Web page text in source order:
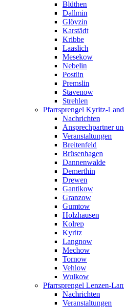
Blüthen
Dallmin
Glövzin
Karstädt
Kribbe
Laaslich
Mesekow
Nebelin
Postlin
Premslin
Stavenow
Strehlen
Pfarrsprengel Kyritz-Land
Nachrichten
Ansprechpartner
Veranstaltungen
Breitenfeld
Brüsenhagen
Dannenwalde
Demerthin
Drewen
Gantikow
Granzow
Gumtow
Holzhausen
Kolrep
Kyritz
Langnow
Mechow
Tornow
Vehlow
Wulkow
Pfarrsprengel Lenzen-
Nachrichten
Veranstaltungen